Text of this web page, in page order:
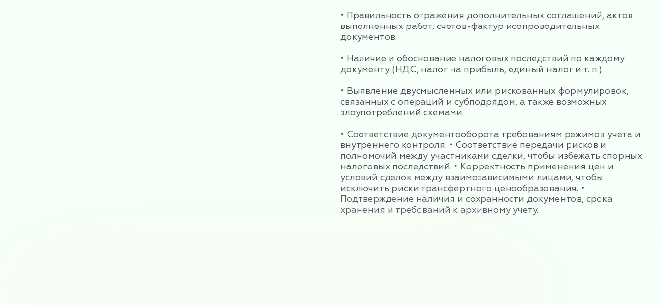
• Правильность отражения дополнительных соглашений, актов
выполненных работ, счетов-фактур исопроводительных
документов.
• Наличие и обоснование налоговых последствий по каждому
документу (НДС, налог на прибыль, единый налог и т. п.).
• Выявление двусмысленных или рискованных формулировок,
связанных с операций и субподрядом, а также возможных
злоупотреблений схемами.
• Соответствие документооборота требованиям режимов учета и
внутреннего контроля. • Соответствие передачи рисков и
полномочий между участниками сделки, чтобы избежать спорных
налоговых последствий. • Корректность применения цен и
условий сделок между взаимозависимыми лицами, чтобы
исключить риски трансфертного ценообразования. •
Подтверждение наличия и сохранности документов, срока
хранения и требований к архивному учету.